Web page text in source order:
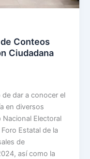
Conteos
Ciudadana
dar a conocer el
en diversos
Electoral
Estatal de la
de
así como la